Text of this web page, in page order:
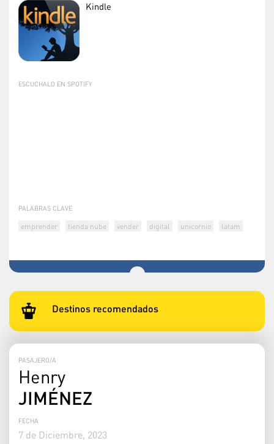
Kindle
ESCUCHALO EN SPOTIFY
PALABRAS CLAVE
emprender tienda nube vender digital unicornio latam
Destinos recomendados
PASAJERO/A
Henry
JIMÉNEZ
FECHA
7 de Diciembre, 2023